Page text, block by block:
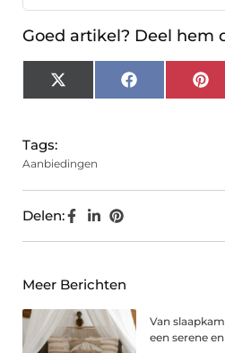
Goed artikel? Deel hem
X
(Twitter)
Facebook
Tags:
Aanbiedingen
Delen:
Meer Berichten
Van
een serene